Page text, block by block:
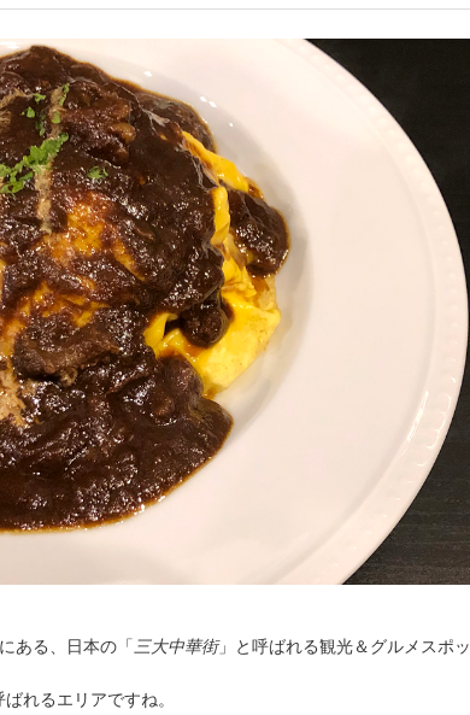
ある、日本の「三大中華街」と呼ばれる観光＆グルメスポッ
れるエリアですね。